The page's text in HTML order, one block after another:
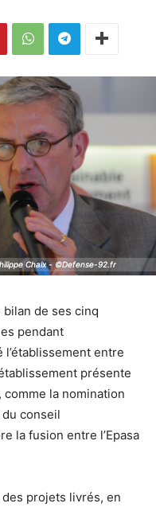
Chaix - ©Defense-92.fr
Chaix - ©Defense-92.fr
bilan de ses cinq
pendant
entre
présente
comme la nomination
conseil
la fusion entre l’Epasa
projets livrés, en